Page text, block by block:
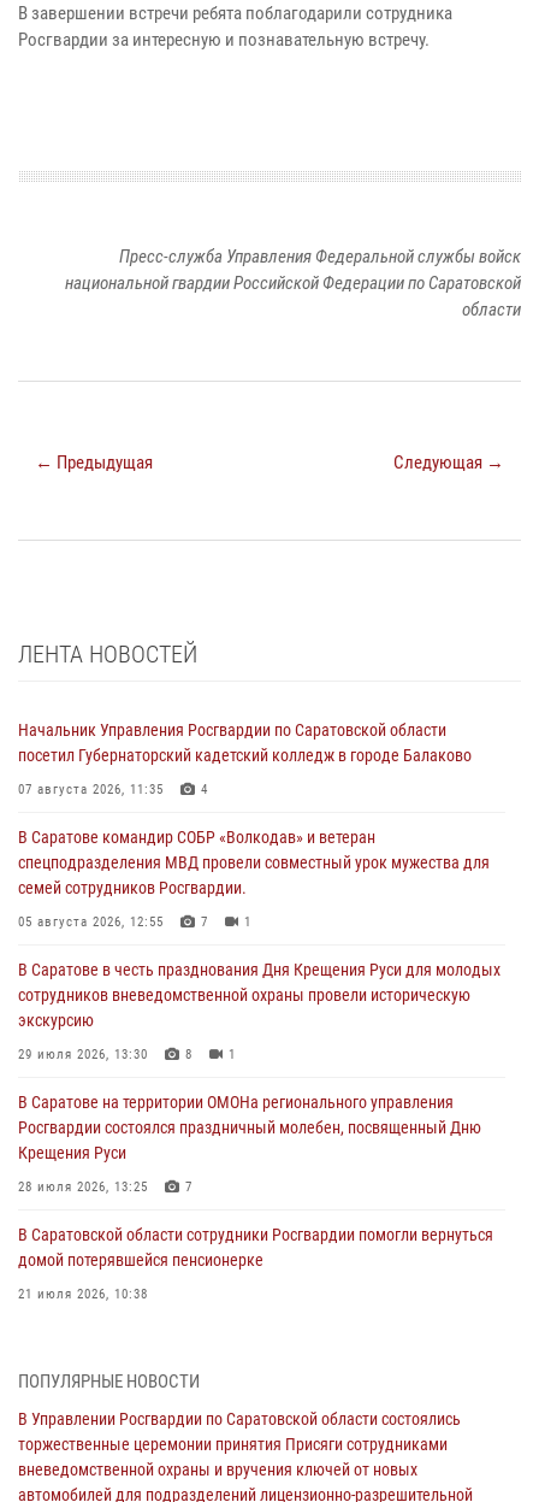
В завершении встречи ребята поблагодарили сотрудника
Росгвардии за интересную и познавательную встречу.
Пресс-служба Управления Федеральной службы войск
национальной гвардии Российской Федерации по Саратовской
области
← Предыдущая Следующая →
ЛЕНТА НОВОСТЕЙ
Начальник Управления Росгвардии по Саратовской области
посетил Губернаторский кадетский колледж в городе Балаково
07 августа 2026, 11:35 4
В Саратове командир СОБР «Волкодав» и ветеран
спецподразделения МВД провели совместный урок мужества для
семей сотрудников Росгвардии.
05 августа 2026, 12:55 7 1
В Саратове в честь празднования Дня Крещения Руси для молодых
сотрудников вневедомственной охраны провели историческую
экскурсию
29 июля 2026, 13:30 8 1
В Саратове на территории ОМОНа регионального управления
Росгвардии состоялся праздничный молебен, посвященный Дню
Крещения Руси
28 июля 2026, 13:25 7
В Саратовской области сотрудники Росгвардии помогли вернуться
домой потерявшейся пенсионерке
21 июля 2026, 10:38
вневедомственной охраны и вручения ключей от новых
автомобилей для подразделений лицензионно-разрешительной
работы и государственного контроля.
18 июля 2026, 13:37 10 1
ПОПУЛЯРНЫЕ НОВОСТИ
В Управлении Росгвардии по Саратовской области состоялись
торжественные церемонии принятия Присяги сотрудниками
вневедомственной охраны и вручения ключей от новых
автомобилей для подразделений лицензионно-разрешительной